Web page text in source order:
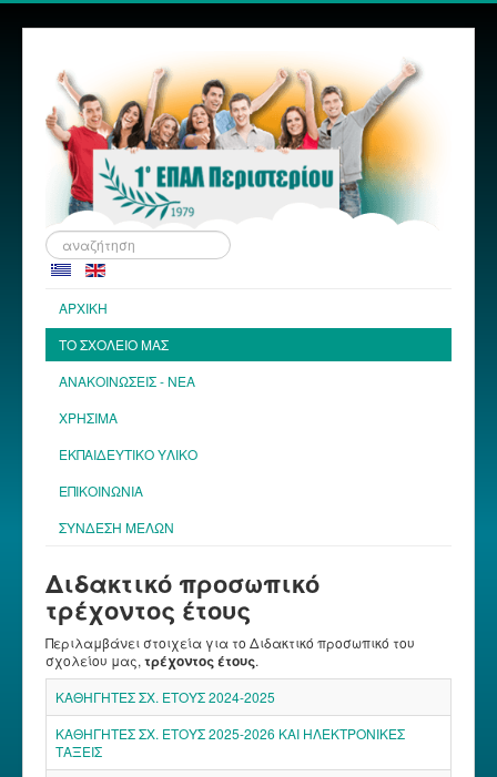
Αναζήτηση...
ΑΡΧΙΚΗ
ΤΟ ΣΧΟΛΕΙΟ ΜΑΣ
ΑΝΑΚΟΙΝΩΣΕΙΣ - ΝΕΑ
ΧΡΗΣΙΜΑ
ΕΚΠΑΙΔΕΥΤΙΚΟ ΥΛΙΚΟ
ΕΠΙΚΟΙΝΩΝΙΑ
ΣΥΝΔΕΣΗ ΜΕΛΩΝ
Διδακτικό προσωπικό
τρέχοντος έτους
Περιλαμβάνει στοιχεία για το Διδακτικό προσωπικό του
σχολείου μας, τρέχοντος έτους.
ΚΑΘΗΓΗΤΕΣ ΣΧ. ΕΤΟΥΣ 2024-2025
ΚΑΘΗΓΗΤΕΣ ΣΧ. ΕΤΟΥΣ 2025-2026 ΚΑΙ ΗΛΕΚΤΡΟΝΙΚΕΣ
ΤΑΞΕΙΣ